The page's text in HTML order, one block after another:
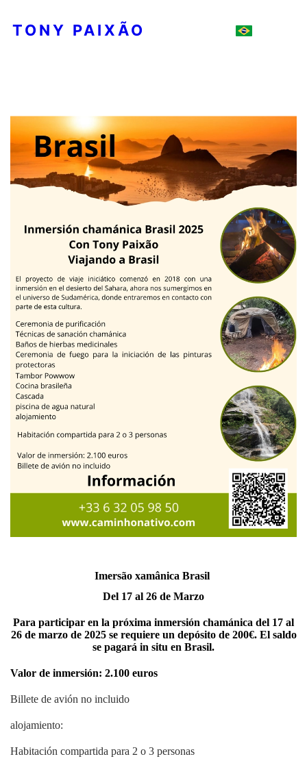
TONY PAIXÃO
Imersão xamânica Brasil
Del 17 al 26 de Marzo
Para participar en la próxima inmersión chamánica del 17 al
26 de marzo de 2025 se requiere un depósito de 200€. El saldo
se pagará in situ en Brasil.
Valor de inmersión: 2.100 euros
Billete de avión no incluido
alojamiento:
Habitación compartida para 2 o 3 personas